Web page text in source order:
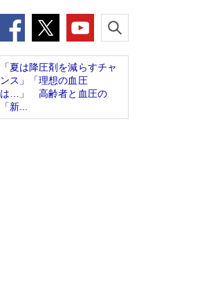
「夏は降圧剤を減らすチャ
ンス」「理想の血圧
は…」 高齢者と血圧の
「新...